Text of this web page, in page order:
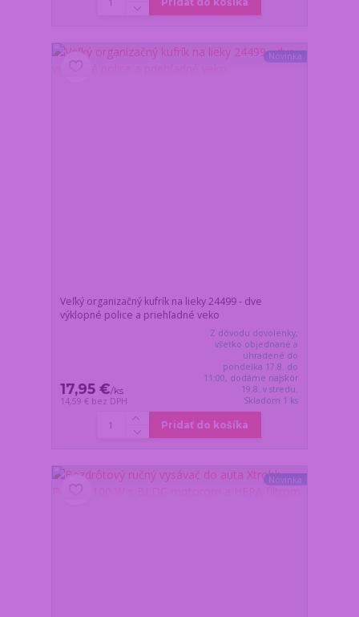
Novinka
Veľký organizačný kufrík na lieky 24499 - dve
výklopné police a priehľadné veko
17,95 €/ks
14,59 € bez DPH
Z dôvodu dovolenky,
všetko objednané a
uhradené do
pondelka 17.8. do
11:00, dodáme najskôr
19.8. v stredu.
Skladom 1 ks
Pridať do košíka
Novinka